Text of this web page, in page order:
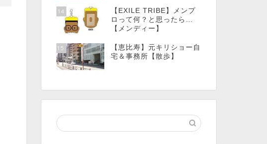
14
【EXILE TRIBE】メンプ
ロって何？と思ったら…
【メンディー】
15
【恵比寿】元キリショー自
宅＆事務所【散歩】